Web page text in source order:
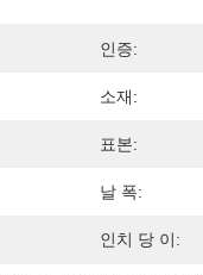
인증:
소재:
표본:
날 폭:
인치 당 이: